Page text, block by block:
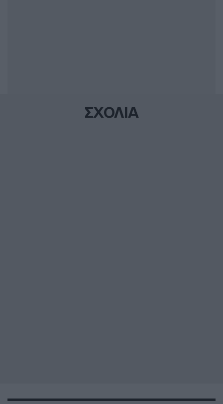
ΣΧΟΛΙΑ